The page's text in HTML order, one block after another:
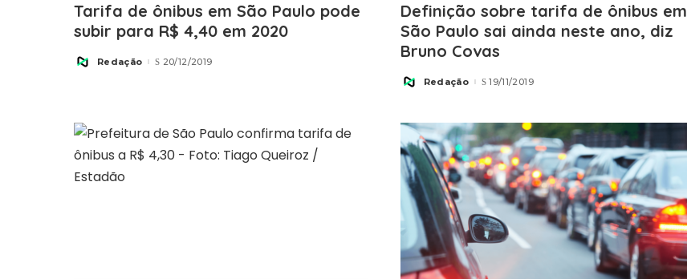
Tarifa de ônibus em São Paulo pode
subir para R$ 4,40 em 2020
PostedRedação 20/12/2019
Definição sobre tarifa de ônibus em
São Paulo sai ainda neste ano, diz
Bruno Covas
PostedRedação 19/11/2019